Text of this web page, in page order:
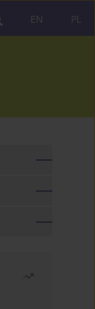
PL
EN